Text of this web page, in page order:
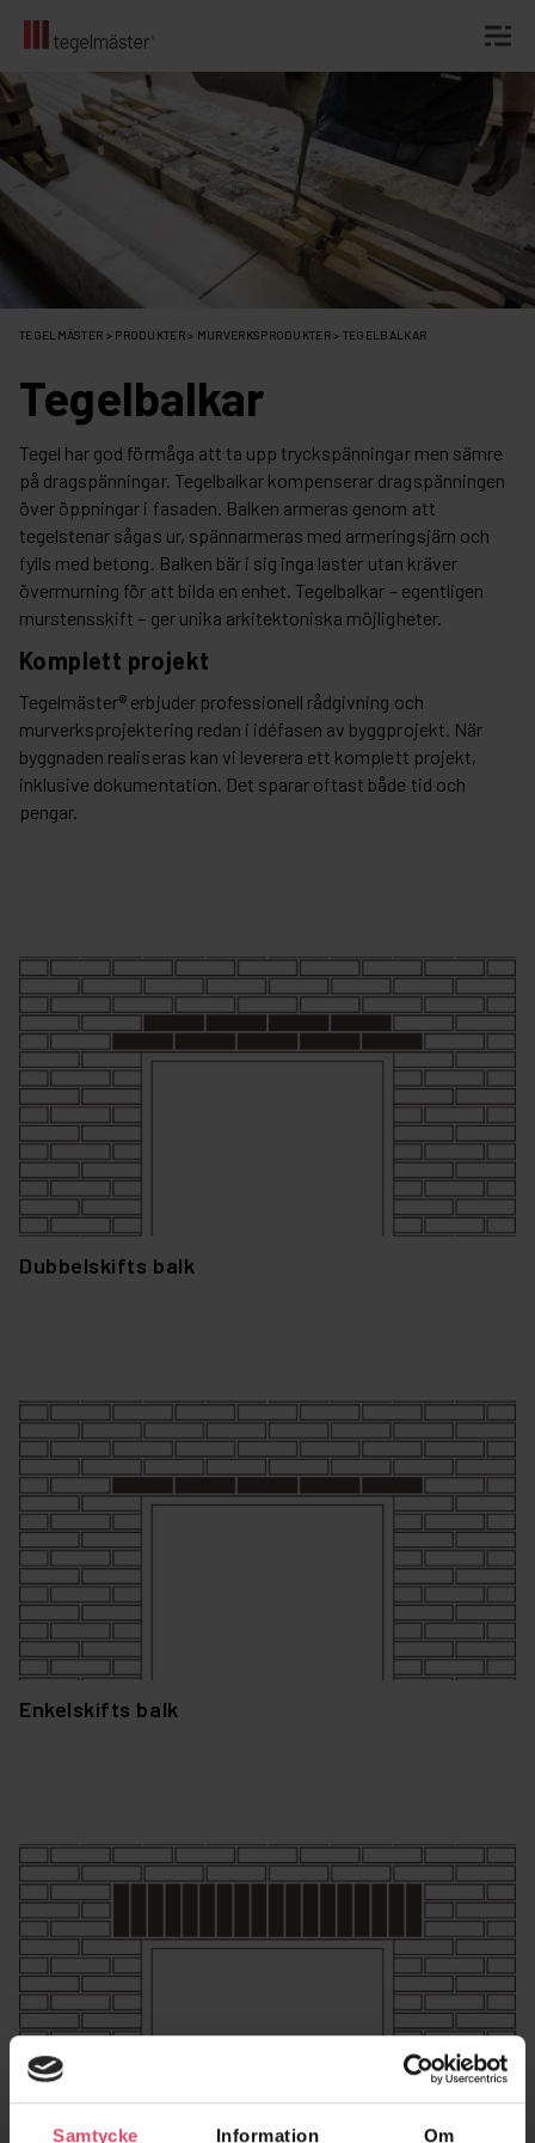
Samtycke Information Om
Fortsätt
till
innehållet
TEGELMÄSTER > PRODUKTER> MURVERKSPRODUKTER> TEGELBALKAR
Tegelbalkar
Tegel har god förmåga att ta upp tryckspänningar men sämre
på dragspänningar. Tegelbalkar kompenserar dragspänningen
över öppningar i fasaden. Balken armeras genom att
tegelstenar sågas ur, spännarmeras med armeringsjärn och
fylls med betong. Balken bär i sig inga laster utan kräver
övermurning för att bilda en enhet. Tegelbalkar – egentligen
murstensskift – ger unika arkitektoniska möjligheter.
Komplett projekt
Tegelmäster® erbjuder professionell rådgivning och
murverksprojektering redan i idéfasen av byggprojekt. När
byggnaden realiseras kan vi leverera ett komplett projekt,
inklusive dokumentation. Det sparar oftast både tid och
pengar.
Dubbelskifts balk
Enkelskifts balk